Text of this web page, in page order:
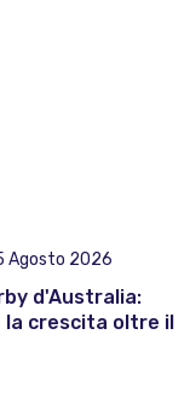
Agosto 2026
d'Australia:
la crescita oltre il